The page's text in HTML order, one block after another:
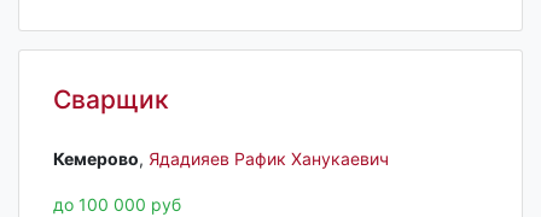
Сварщик
Кемерово‎, Ядадияев Рафик Ханукаевич
до 100 000 руб